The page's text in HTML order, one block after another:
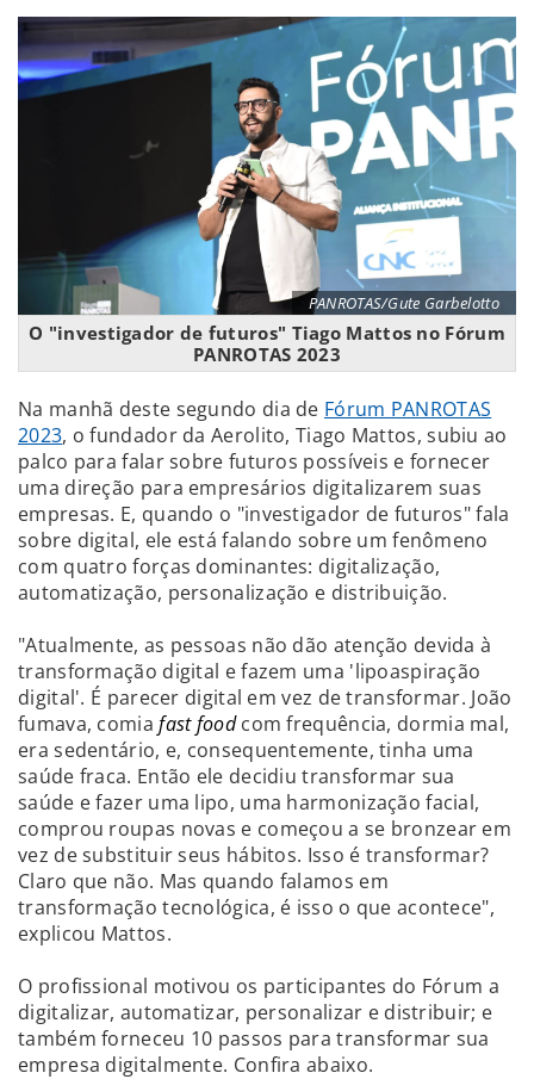
PANROTAS/Gute Garbelotto
O "investigador de futuros" Tiago Mattos no Fórum
PANROTAS 2023
Na manhã deste segundo dia de Fórum PANROTAS
2023, o fundador da Aerolito, Tiago Mattos, subiu ao
palco para falar sobre futuros possíveis e fornecer
uma direção para empresários digitalizarem suas
empresas. E, quando o "investigador de futuros" fala
sobre digital, ele está falando sobre um fenômeno
com quatro forças dominantes: digitalização,
automatização, personalização e distribuição.
"Atualmente, as pessoas não dão atenção devida à
transformação digital e fazem uma 'lipoaspiração
digital'. É parecer digital em vez de transformar. João
fumava, comiafast foodcom frequência, dormia mal,
era sedentário, e, consequentemente, tinha uma
saúde fraca. Então ele decidiu transformar sua
saúde e fazer uma lipo, uma harmonização facial,
comprou roupas novas e começou a se bronzear em
vez de substituir seus hábitos. Isso é transformar?
Claro que não. Mas quando falamos em
transformação tecnológica, é isso o que acontece",
explicou Mattos.
O profissional motivou os participantes do Fórum a
digitalizar, automatizar, personalizar e distribuir; e
também forneceu 10 passos para transformar sua
empresa digitalmente. Confira abaixo.